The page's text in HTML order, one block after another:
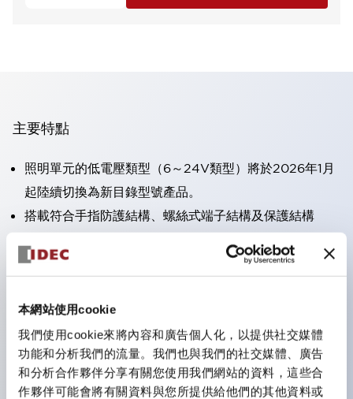
本網站使用cookie
我們使用cookie來將內容和廣告個人化，以提供社交媒體
功能和分析我們的流量。我們也與我們的社交媒體、廣告
和分析合作夥伴分享有關您使用我們網站的資料，這些合
作夥伴可能會將有關資料與您所提供給他們的其他資料或
主要特點
照明單元的低電壓類型（6～24V類型）將於2026年1月
起陸續切換為新目錄型號產品。
搭載符合手指防護結構、螺絲式端子結構及保護結構
可搭載高電壓類型的LED燈泡，直接型的額定使用電壓
一顆LED燈泡（LSRD燈泡）即可表現六種顏色。過去分
別為每種顏色設計的LED燈泡，現在可用一顆單色LED
燈泡來表現各種顏色。
主要機種具備UL、CSA認證及符合EN標準。